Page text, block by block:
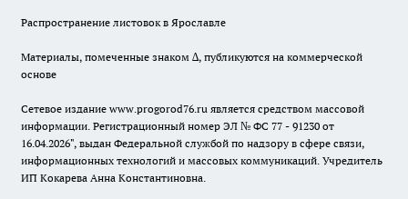
Распространение листовок в Ярославле
Материалы, помеченные знаком ∆, публикуются на коммерческой
основе
Сетевое издание www.progorod76.ru является средством массовой
информации. Регистрационный номер ЭЛ № ФС 77 - 91230 от
16.04.2026", выдан Федеральной службой по надзору в сфере связи,
информационных технологий и массовых коммуникаций. Учредитель
ИП Кокарева Анна Константиновна.